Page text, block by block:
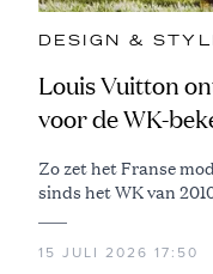
DESIGN &
Louis Vuitton
voor de WK-
Zo zet het Franse
sinds het WK van
15 JULI 2026 17:50